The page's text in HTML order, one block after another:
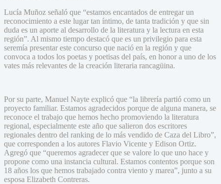
Lucía Muñoz señaló que “estamos encantados de entregar un
reconocimiento a este lugar tan íntimo, de tanta tradición y que sin
duda es un aporte al desarrollo de la literatura y la lectura en esta
región”. Al mismo tiempo destacó que es un privilegio para esta
seremía presentar este concurso que nació en la región y que
convoca a todos los poetas y poetisas del país, en honor a uno de los
vates más relevantes de la creación literaria rancagüina.
Por su parte, Manuel Nayte explicó que “la librería partió como un
proyecto familiar. Estamos agradecidos porque de alguna manera, se
reconoce el trabajo que hemos hecho promoviendo la literatura
regional, especialmente este año que salieron dos escritores
regionales dentro del ranking de lo más vendido de Caza del Libro”,
que corresponden a los autores Flavio Vicente y Edison Ortiz.
Agregó que “queremos agradecer que se valore lo que uno hace y
propone como una instancia cultural. Estamos contentos porque son
18 años los que hemos trabajado contra viento y marea”, junto a su
esposa Elizabeth Contreras.